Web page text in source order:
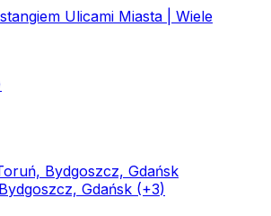
Ulicami Miasta | Wiele
Bydgoszcz, Gdańsk
Gdańsk (+3)